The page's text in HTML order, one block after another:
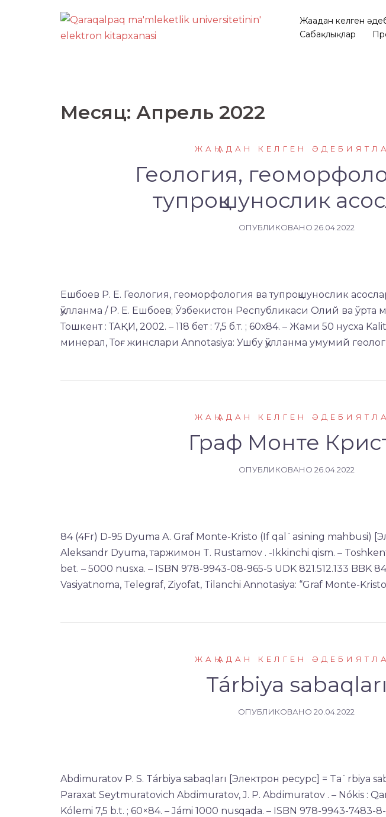
содержимому
Жаңадан келген
Сабақлықлар
Месяц: Апрель 2022
ЖАҢАДАН КЕЛГЕН
Геология,
тупроқшунослик
ОПУБЛИКОВАНО 26.04.2022
Ешбоев Р. Е. Геология, геоморфология ва тупроқшунослик
қўлланма / Р. Е. Ешбоев; Ўзбекистон Республикаси Oлий ва ўpтa
Тошкент : ТАҚИ, 2002. – 118 бет : 7,5 б.т. ; 60х84. – Жами 50 нусха
минерал, Тоғ жинслари Annotasiya: Ушбу қўлланма умумий
ЖАҢАДАН КЕЛГЕН
Граф Монте
ОПУБЛИКОВАНО 26.04.2022
84 (4Fr) D-95 Dyuma A. Graf Monte-Kristo (If qal`asining mahbusi)
Aleksandr Dyuma, таржимон T. Rustamov . -Ikkinchi qism. – Toshkent
bet. – 5000 nusxa. – ISBN 978-9943-08-965-5 UDK 821.512.133 BBK
Vasiyatnoma, Telegraf, Ziyofat, Tilanchi Annotasiya: “Graf Monte-
ЖАҢАДАН КЕЛГЕН
Tárbiya sabaqları
ОПУБЛИКОВАНО20.04.2022
Abdimuratov P. S. Tárbiya sabaqları [Электрон ресурс] = Ta`rbiya
Paraxat Seytmuratovich Abdimuratov, J. P. Abdimuratov . – Nókis :
Kólemi 7,5 b.t. ; 60×84. – Jámi 1000 nusqada. – ISBN 978-9943-7483-